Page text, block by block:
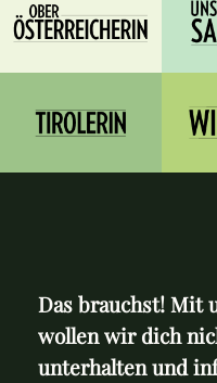
Das brauchst! Mit
wollen wir dich
unterhalten und